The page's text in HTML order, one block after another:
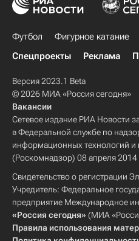
Футбол Фигурное катание
Спецпроекты
Реклама
Версия 2023.1 Beta
© 2026 МИА «Россия сегодня»
Вакансии
Сетевое издание РИА Новости
в Федеральной службе по
информационных технологий
(Роскомнадзор) 08 апреля 2014
Свидетельство о регистрации
Учредитель: Федеральное
предприятие Международное
«Россия сегодня» (МИА
Правила использования